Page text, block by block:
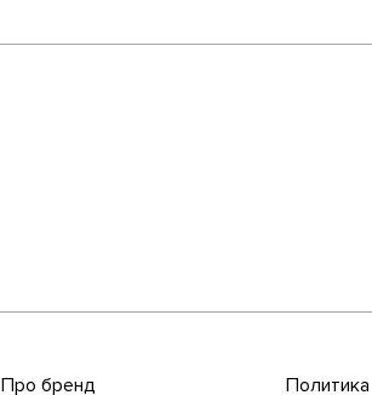
Про бренд Политика